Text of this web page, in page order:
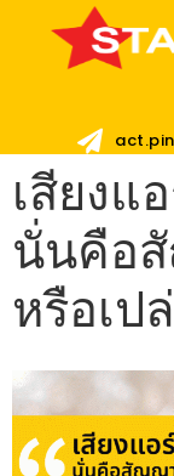
เสียงแ
นั่นคือ
หรือเป